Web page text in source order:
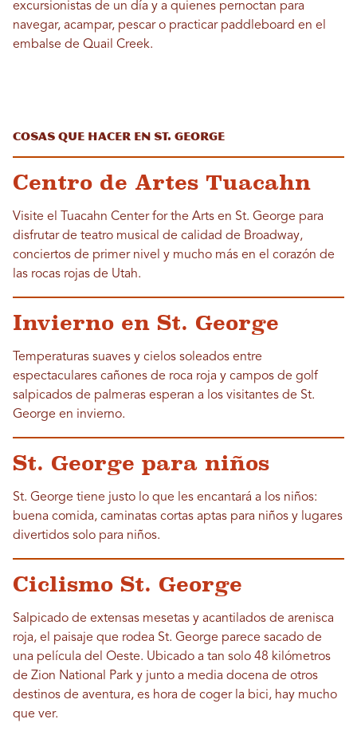
excursionistas de un día y a quienes pernoctan para
navegar, acampar, pescar o practicar paddleboard en el
embalse de Quail Creek.
Cosas que hacer en St. George
Centro de Artes Tuacahn
Visite el Tuacahn Center for the Arts en St. George para
disfrutar de teatro musical de calidad de Broadway,
conciertos de primer nivel y mucho más en el corazón de
las rocas rojas de Utah.
Invierno en St. George
Temperaturas suaves y cielos soleados entre
espectaculares cañones de roca roja y campos de golf
salpicados de palmeras esperan a los visitantes de St.
George en invierno.
St. George para niños
St. George tiene justo lo que les encantará a los niños:
buena comida, caminatas cortas aptas para niños y lugares
divertidos solo para niños.
Ciclismo St. George
Salpicado de extensas mesetas y acantilados de arenisca
roja, el paisaje que rodea St. George parece sacado de
una película del Oeste. Ubicado a tan solo 48 kilómetros
de Zion National Park y junto a media docena de otros
destinos de aventura, es hora de coger la bici, hay mucho
que ver.